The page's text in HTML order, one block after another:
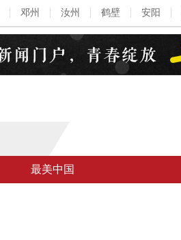
邓州 汝州 鹤壁 安阳
最美中国